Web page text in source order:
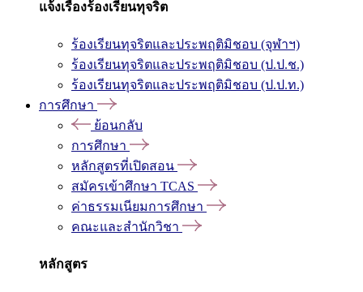
แจ้งเรื่องร้องเรียนทุจริต
ร้องเรียนทุจริตและประพฤติมิชอบ (จุฬาฯ)
ร้องเรียนทุจริตและประพฤติมิชอบ (ป.ป.ช.)
ร้องเรียนทุจริตและประพฤติมิชอบ (ป.ป.ท.)
การศึกษา
ย้อนกลับ
การศึกษา
หลักสูตรที่เปิดสอน
สมัครเข้าศึกษา TCAS
ค่าธรรมเนียมการศึกษา
คณะและสำนักวิชา
หลักสูตร